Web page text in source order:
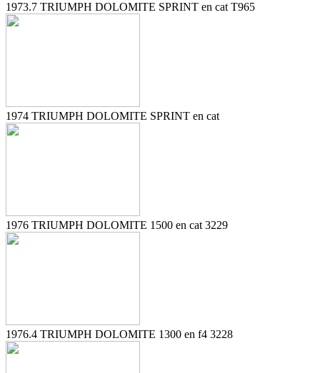
1973.7 TRIUMPH DOLOMITE SPRINT en cat T965
1974 TRIUMPH DOLOMITE SPRINT en cat
1976 TRIUMPH DOLOMITE 1500 en cat 3229
1976.4 TRIUMPH DOLOMITE 1300 en f4 3228